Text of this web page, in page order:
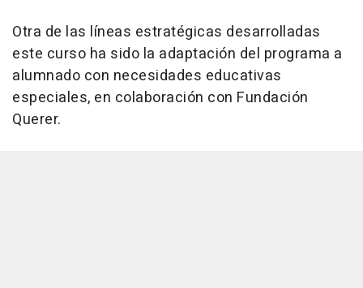
Otra de las líneas estratégicas desarrolladas
este curso ha sido la adaptación del programa a
alumnado con necesidades educativas
especiales, en colaboración con Fundación
Querer.